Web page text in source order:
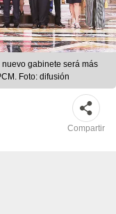
gabinete será más
Foto: difusión
Compartir